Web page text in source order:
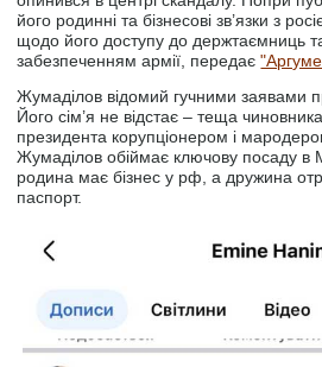
його родинні та бізнесові зв’язки з
щодо його доступу до держтаємниць
забезпеченням армії, передає
Жумаділов відомий гучними заявами
Його сім’я не відстає – теща
президента корупціонером і
Жумаділов обіймає ключову посаду в
родина має бізнес у рф, а дружина
паспорт.